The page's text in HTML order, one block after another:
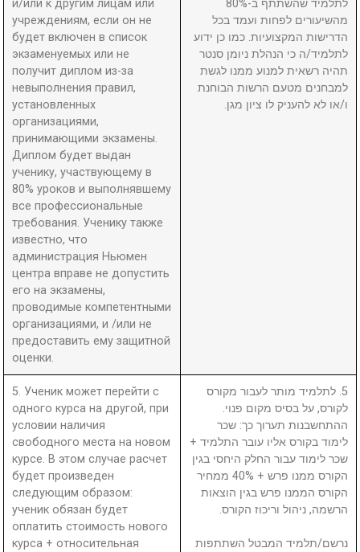
и/или к другим лицам или
учреждениям, если он не
будет включен в список
экзаменуемых или не
получит диплом из-за
невыполнения правил,
установленных
организациями,
принимающими экзамены.
Диплом будет выдан
ученику, участвующему в
80% уроков и выполнявшему
все профессиональные
требования. Ученику также
известно, что
администрация Ньюмен
центра вправе не допустить
его на экзамены,
проводимые компетентными
организациями, и /или не
предоставить ему защитной
оценки.
לתלמיד שהשתתף ב-80%
מהשיעורים לפחות ועמד בכל
הדרישות המקצועיות. כמו כן ידוע
לתלמיד/ה כי הנהלת ניומן סנטר
תהיה רשאית למנוע ממנו לגשת
למבחנים מטעם הרשות הבוחנת
ו/או לא להעניק לו ציון מגן.
5. Ученик может перейти с
одного курса на другой, при
условии наличия
свободного места на новом
курсе. В этом случае расчет
будет произведен
следующим образом:
ученик обязан будет
оплатить стоимость нового
курса + относительная
5. לתלמיד מותר לעבור מקורס
לקורס, על בסיס מקום פנוי.
ההתחשבנות תערוך כך: שכר
לימוד בקורס אליו עובר התלמיד +
שכר לימוד עבור החלק היחסי בגין
הקורס ממנו פרש + 40% ממחיר
הקורס הממנו פרש בגין הוצאות
הרשמה, ניהול וריכוז הקורס.
נרשם/תלמיד המבטל השתתפות